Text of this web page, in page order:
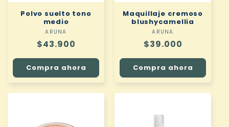
Polvo suelto tono
medio
Proveedor:
ARUNA
Precio
habitual
$43.900
Compra ahora
Maquillaje cremoso
blushycamellia
Proveedor:
ARUNA
Precio
habitual
$39.000
Compra ahora